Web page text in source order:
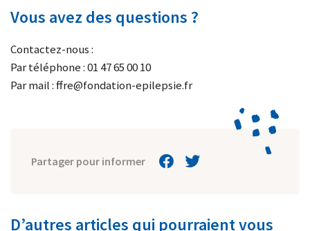
Vous avez des questions ?
Contactez-nous :
Par téléphone : 01 47 65 00 10
Par mail :ffre@fondation-epilepsie.fr
Partager pour informer
D’autres articles qui pourraient vous